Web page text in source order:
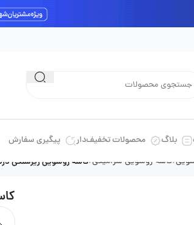
بلاگ محصولات تخفیف‌دار پیگیری سفارش
کاسه روشویی سرامیکی کاسه روشویی زیرسنگی